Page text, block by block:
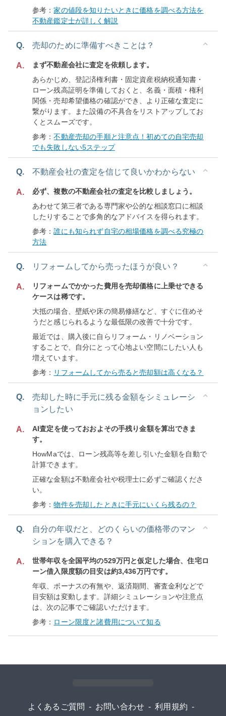
参考：家の値段を知りたいときに価格を調べる方法を
不動産鑑定士が詳しく解説
Q. 売却のために準備すべきことは？
A.
まず不動産会社に査定を依頼します。
あらかじめ、登記済権利書・固定資産税納税通知書・
ローン残高証明を準備しておくと、名義・面積・権利
関係・売却希望価格の確認ができ、より正確な査定に
繋がります。また設備の不具合をリストアップしてお
くとスムーズです。
参考：不動産売却の手順と注意点！初めての自宅売却
でも失敗しない5ステップ
Q. 不動産会社の査定を信じて良いかわからない
A.
必ず、複数の不動産会社の査定を比較しましょう。
あわせて第三者である専門家や公的な相談窓口に相談
したりすることで多角的なアドバイスを得られます。
参考：誰にも知られず自宅の相場価格を調べる究極の
方法
Q. リフォームしてから売ったほうが良い？
A.
リフォームでかかった費用を売却価格に上乗せできる
ケースは稀です。
大抵の場合、壁紙や床の簡易修繕など、すぐに住めそ
うだと感じられるような最低限の改善で十分です。
最近では、購入後に自らリフォーム・リノベーション
することで、自分にとって心地よい空間にしたい人も
増えています。
参考： リフォームしてから売ると売却額は高くなる？
Q.
売却した時に手元に残る金額をシミュレーシ
ョンしたい
A.
AI査定を使っておおよその手残り金額を算出できま
す。
HowMaでは、ローン残高等を差し引いた金額を自動で
計算できます。
正確な金額は不動産会社や税理士に必ずご確認くださ
い。
参考：物件を売却したときに手元にいくら残るの？
Q.
自分の年収だと、どのくらいの価格帯のマン
ションを購入できる？
A.
世帯年収を全国平均の529万円と仮定した場合、住宅ロ
ーン借入限度額の目安は約3,436万円です。
年収、ボーナスの有無や、返済期間、審査金利などで
目安額は変動します。詳細シミュレーションや注意点
は、次の記事でご確認いただけます。
参考： ローン限度と諸費用について知る
よくあるご質問 - お問い合わせ - 利用規約 -